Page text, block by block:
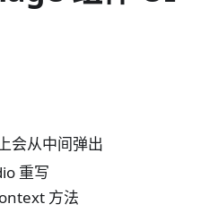
会从中间弹出
重写
方法